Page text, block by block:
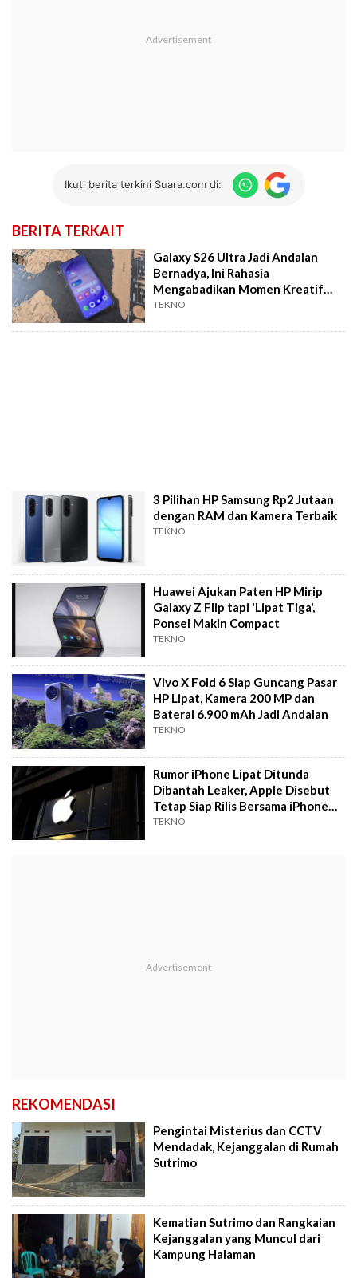
Ikuti berita terkini Suara.com di:
BERITA TERKAIT
Galaxy S26 Ultra Jadi Andalan
Bernadya, Ini Rahasia
Mengabadikan Momen Kreatif
Tanpa Takut Terlewat
TEKNO
3 Pilihan HP Samsung Rp2 Jutaan
dengan RAM dan Kamera Terbaik
TEKNO
Huawei Ajukan Paten HP Mirip
Galaxy Z Flip tapi 'Lipat Tiga',
Ponsel Makin Compact
TEKNO
Vivo X Fold 6 Siap Guncang Pasar
HP Lipat, Kamera 200 MP dan
Baterai 6.900 mAh Jadi Andalan
TEKNO
Rumor iPhone Lipat Ditunda
Dibantah Leaker, Apple Disebut
Tetap Siap Rilis Bersama iPhone
18
TEKNO
REKOMENDASI
Pengintai Misterius dan CCTV
Mendadak, Kejanggalan di Rumah
Sutrimo
Kematian Sutrimo dan Rangkaian
Kejanggalan yang Muncul dari
Kampung Halaman